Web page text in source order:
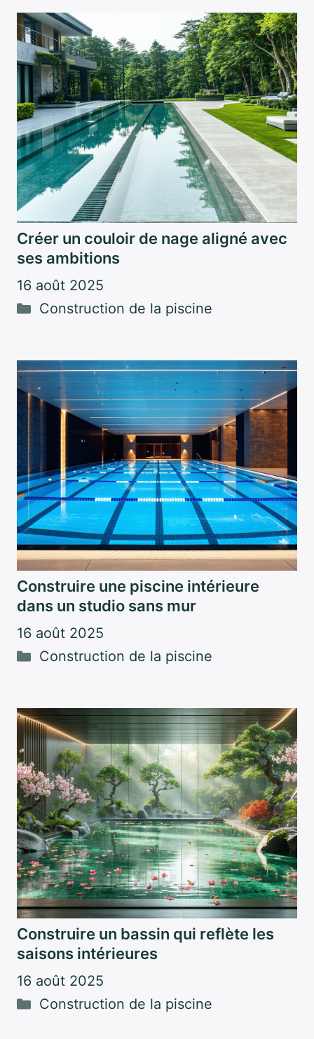
Créer un couloir de nage aligné avec
ses ambitions
16 août 2025
Catégories
Construction de la piscine
Construire une piscine intérieure
dans un studio sans mur
16 août 2025
Catégories
Construction de la piscine
Construire un bassin qui reflète les
saisons intérieures
16 août 2025
Catégories
Construction de la piscine